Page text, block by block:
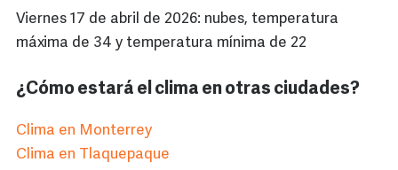
Viernes 17 de abril de 2026: nubes, temperatura
máxima de 34 y temperatura mínima de 22
¿Cómo estará el clima en otras ciudades?
Clima en Monterrey
Clima en Tlaquepaque